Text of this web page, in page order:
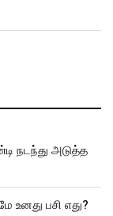
நடந்து அடுத்த
உனது பசி எது?